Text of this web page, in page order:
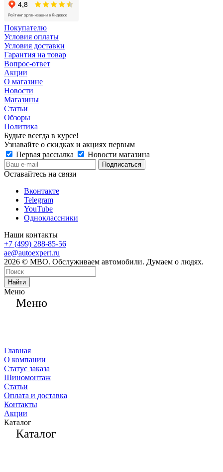
Покупателю
Условия оплаты
Условия доставки
Гарантия на товар
Вопрос-ответ
Акции
О магазине
Новости
Магазины
Статьи
Обзоры
Политика
Будьте всегда в курсе!
Узнавайте о скидках и акциях первым
Первая рассылка
Новости магазина
Оставайтесь на связи
Вконтакте
Telegram
YouTube
Одноклассники
Наши контакты
+7 (499) 288-85-56
ae@autoexpert.ru
2026 © МВО. Обслуживаем автомобили. Думаем о людях.
Найти
Меню
Меню
Главная
О компании
Статус заказа
Шиномонтаж
Статьи
Оплата и доставка
Контакты
Акции
Каталог
Каталог